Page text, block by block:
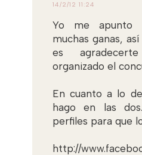
14/2/12 11:24
Yo me apunto
muchas ganas,
es
organizado el
En cuanto a lo
hago en las
perfiles para que
http://